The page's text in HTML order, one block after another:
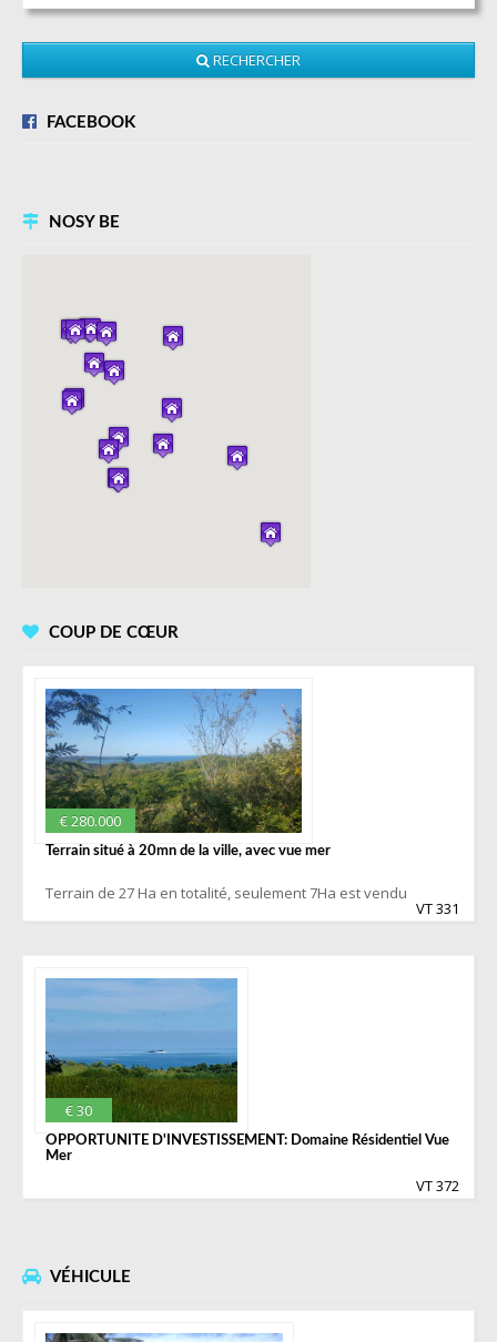
RECHERCHER
FACEBOOK
NOSY BE
COUP DE CŒUR
€ 280.000
Terrain situé à 20mn de la ville, avec vue mer
Terrain de 27 Ha en totalité, seulement 7Ha est vendu
VT 331
€ 30
OPPORTUNITE D'INVESTISSEMENT: Domaine Résidentiel Vue
Mer
VT 372
VÉHICULE